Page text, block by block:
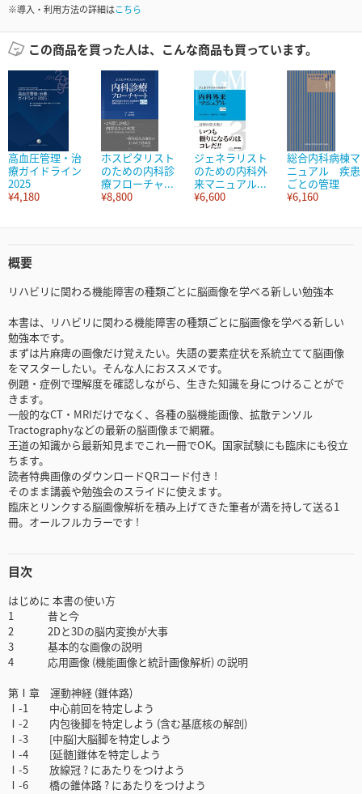
※導入・利用方法の詳細はこちら
この商品を買った人は、こんな商品も買っています。
高血圧管理・治
療ガイドライン
2025
¥4,180
ホスピタリスト
のための内科診
療フローチャ...
¥8,800
ジェネラリスト
のための内科外
来マニュアル...
¥6,600
総合内科病棟マ
ニュアル 疾患
ごとの管理
¥6,160
概要
リハビリに関わる機能障害の種類ごとに脳画像を学べる新しい勉強本
本書は、リハビリに関わる機能障害の種類ごとに脳画像を学べる新しい
勉強本です。
まずは片麻痺の画像だけ覚えたい。失語の要素症状を系統立てて脳画像
をマスターしたい。そんな人におススメです。
例題・症例で理解度を確認しながら、生きた知識を身につけることがで
きます。
一般的なCT・MRIだけでなく、各種の脳機能画像、拡散テンソル
Tractographyなどの最新の脳画像まで網羅。
王道の知識から最新知見までこれ一冊でOK。国家試験にも臨床にも役立
ちます。
読者特典画像のダウンロードQRコード付き !
そのまま講義や勉強会のスライドに使えます。
臨床とリンクする脳画像解析を積み上げてきた筆者が満を持して送る1
冊。オールフルカラーです !
目次
はじめに 本書の使い方
1 昔と今
2 2Dと3Dの脳内変換が大事
3 基本的な画像の説明
4 応用画像 (機能画像と統計画像解析) の説明
第Ⅰ章 運動神経 (錐体路)
Ⅰ-1 中心前回を特定しよう
Ⅰ-2 内包後脚を特定しよう (含む基底核の解剖)
Ⅰ-3 [中脳]大脳脚を特定しよう
Ⅰ-4 [延髄]錐体を特定しよう
Ⅰ-5 放線冠 ? にあたりをつけよう
Ⅰ-6 橋の錐体路 ? にあたりをつけよう